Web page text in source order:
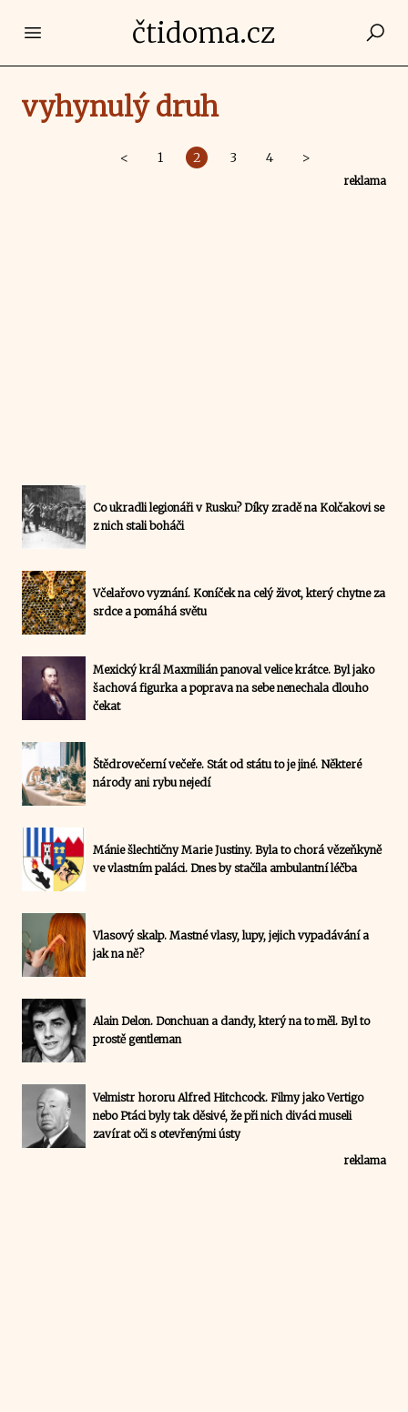
Open main menučtidoma.cz
vyhynulý druh
< 1 2 3 4 >
reklama
Co ukradli legionáři v Rusku? Díky zradě na Kolčakovi se
z nich stali boháči
Včelařovo vyznání. Koníček na celý život, který chytne za
srdce a pomáhá světu
Mexický král Maxmilián panoval velice krátce. Byl jako
šachová figurka a poprava na sebe nenechala dlouho
čekat
Štědrovečerní večeře. Stát od státu to je jiné. Některé
národy ani rybu nejedí
Mánie šlechtičny Marie Justiny. Byla to chorá vězeňkyně
ve vlastním paláci. Dnes by stačila ambulantní léčba
Vlasový skalp. Mastné vlasy, lupy, jejich vypadávání a
jak na ně?
Alain Delon. Donchuan a dandy, který na to měl. Byl to
prostě gentleman
Velmistr hororu Alfred Hitchcock. Filmy jako Vertigo
nebo Ptáci byly tak děsivé, že při nich diváci museli
zavírat oči s otevřenými ústy
reklama